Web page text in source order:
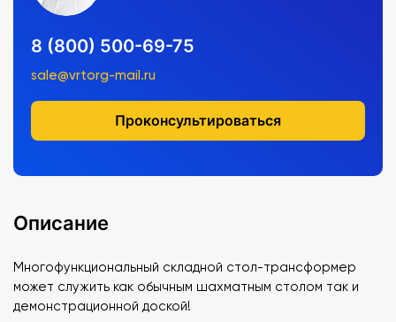
8 (800) 500-69-75
sale@vrtorg-mail.ru
Проконсультироваться
Описание
Многофункциональный складной стол-трансформер
может служить как обычным шахматным столом так и
демонстрационной доской!